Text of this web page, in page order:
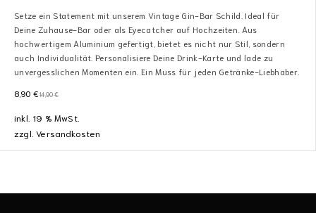
Setze ein Statement mit unserem Vintage Gin-Bar Schild. Ideal für
Deine Zuhause-Bar oder als Eyecatcher auf Hochzeiten. Aus
hochwertigem Aluminium gefertigt, bietet es nicht nur Stil, sondern
auch Individualität. Personalisiere Deine Drink-Karte und lade zu
unvergesslichen Momenten ein. Ein Muss für jeden Getränke-Liebhaber.
14,90€
8,90 €
inkl. 19 % MwSt.
zzgl.Versandkosten